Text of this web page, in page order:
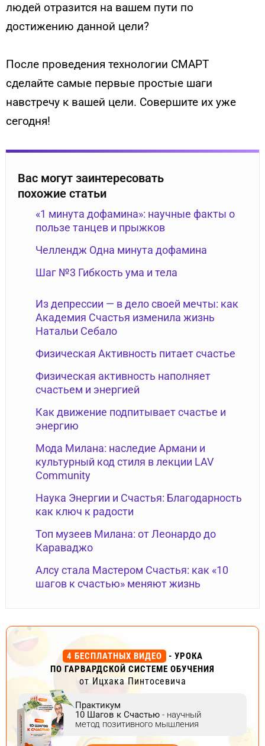
людей отразится на вашем пути по
достижению данной цели?
После проведения технологии СМАРТ
сделайте самые первые простые шаги
навстречу к вашей цели. Совершите их уже
сегодня!
Вас могут заинтересовать
похожие статьи
«1 минута дофамина»: научные факты о
пользе танцев и прыжков
Челлендж Одна минута дофамина
Шаг №3 Гибкость ума и тела
Из депрессии — в дело своей мечты: как
Академия Счастья изменила жизнь
Натальи Себало
Физическая Активность питает счастье
Физическая активность наполняет
счастьем и энергией
Как движение подпитывает счастье и
энергию
Мода Милана: наследие Армани и
культурный код стиля в лекции LAV
Community
Наука Энергии и Счастья: Благодарность
как ключ к радости
Топ музеев Милана: от Леонардо до
Караваджо
Алсу стала Мастером Счастья: как «10
шагов к счастью» меняют жизнь
4 БЕСПЛАТНЫХ ВИДЕО
- УРОКА
ПО ГАРВАРДСКОЙ СИСТЕМЕ ОБУЧЕНИЯ
от Ицхака Пинтосевича
Практикум
10 Шагов к Счастью - научный
метод позитивного мышления